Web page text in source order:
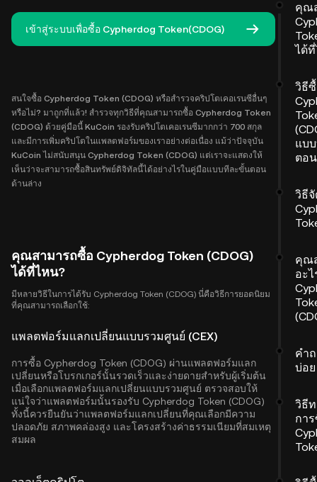
เข้าสู่ระบบเพื่อซื้อ Cypherdog Token(CDOG)
สนใจซื้อ Cypherdog Token (CDOG) หรือสำรวจคริปโตเคอเรนซีอื่นๆ
หรือไม่? มาถูกที่แล้ว! สำรวจทุกวิธีที่คุณสามารถซื้อ Cypherdog Token
(CDOG) ด้วยคู่มือนี้ KuCoin รองรับคริปโตเคอเรนซีมากกว่า 700 สกุล
และมีการเพิ่มคริปโตในแพลตฟอร์มของเราอย่างต่อเนื่อง แม้ว่าปัจจุบัน
KuCoin ไม่สนับสนุน Cypherdog Token (CDOG) แต่เราจะแสดงให้
เห็นว่าจะสามารถซื้อสินทรัพย์ดิจิทัลนี้ได้อย่างไรในคู่มือแบบทีละขั้นตอน
ด้านล่าง
คุณสามารถซื้อ Cypherdog Token (CDOG)
ได้ที่ไหน?
มีหลายวิธีในการได้รับ Cypherdog Token (CDOG) นี่คือวิธีการยอดนิยม
ที่คุณสามารถเลือกใช้:
แพลตฟอร์มแลกเปลี่ยนแบบรวมศูนย์ (CEX)
การซื้อ Cypherdog Token (CDOG) ผ่านแพลตฟอร์มแลก
เปลี่ยนหรือโบรกเกอร์นั้นรวดเร็วและง่ายดายสำหรับผู้เริ่มต้น
เมื่อเลือกแพลตฟอร์มแลกเปลี่ยนแบบรวมศูนย์ ตรวจสอบให้
แน่ใจว่าแพลตฟอร์มนั้นรองรับ Cypherdog Token (CDOG)
ทั้งนี้ควรยืนยันว่าแพลตฟอร์มแลกเปลี่ยนที่คุณเลือกมีความ
ปลอดภัย สภาพคล่องสูง และโครงสร้างค่าธรรมเนียมที่สมเหตุ
สมผล
คุณ
ได้
วิธี
แบ
ตอน
วิธีจั
คุณ
อะ
คำ
บ่อย
วิธี
กา